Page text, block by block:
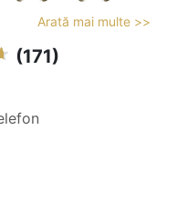
Arată mai multe >>
(171)